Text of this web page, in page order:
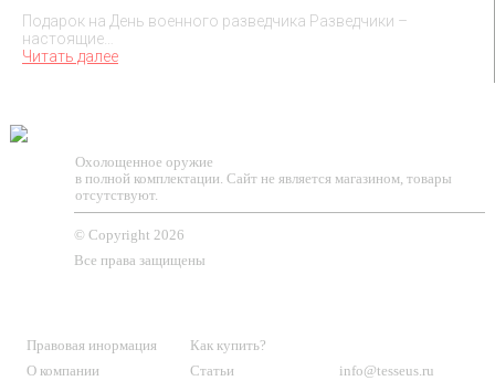
Подарок на День военного разведчика Разведчики –
настоящие…
Читать далее
Охолощенное оружие
в полной комплектации. Сайт не является магазином, товары
отсутствуют.
© Copyright 2026
Все права защищены
Правовая инормация
О компании
Как купить?
Статьи
info@tesseus.ru